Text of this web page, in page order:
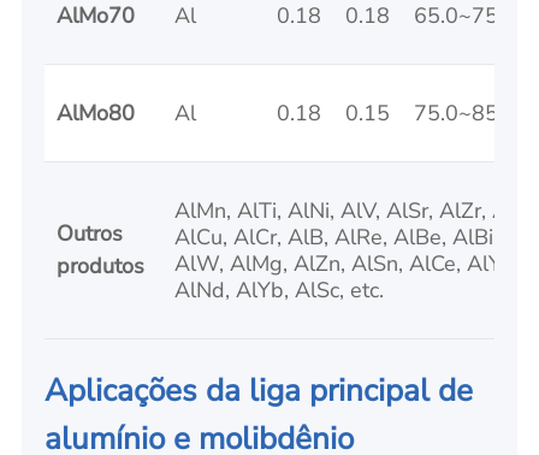
AlMo70 Al 0.18 0.18 65.0~75.0
AlMo80 Al 0.18 0.15 75.0~85.0
Outros
produtos
AlMn, AlTi, AlNi, AlV, AlSr, AlZr,
AlCu, AlCr, AlB, AlRe, AlBe, AlBi,
AlW, AlMg, AlZn, AlSn, AlCe, AlY,
AlNd, AlYb, AlSc, etc.
Aplicações da liga principal de
alumínio e molibdênio